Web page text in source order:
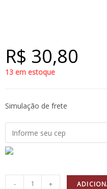
R$ 30,80
13 em estoque
Simulação de frete
- +